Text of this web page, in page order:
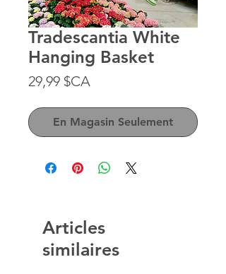
Tradescantia White
Hanging Basket
29,99 $CA
En Magasin Seulement
Articles
similaires